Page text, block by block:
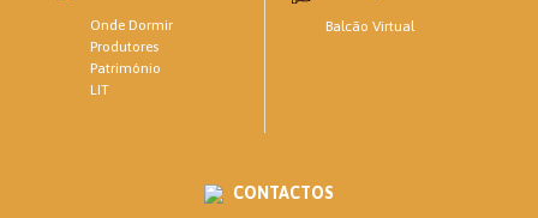
Onde Dormir
Produtores
Património
LIT
Balcão Virtual
CONTACTOS